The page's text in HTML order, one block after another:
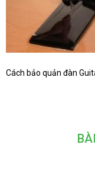
Cách bảo quản đàn